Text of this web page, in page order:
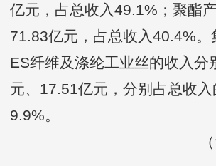
亿元，占总收入49.1%；聚酯
71.83亿元，占总收入40.4%。
ES纤维及涤纶工业丝的收入分
元、17.51亿元，分别占总收入
9.9%。
（记